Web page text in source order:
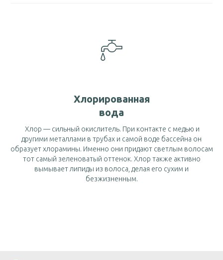
Хлорированная
вода
Хлор — сильный окислитель. При контакте с медью и
другими металлами в трубах и самой воде бассейна он
образует хлорамины. Именно они придают светлым волосам
тот самый зеленоватый оттенок. Хлор также активно
вымывает липиды из волоса, делая его сухим и
безжизненным.